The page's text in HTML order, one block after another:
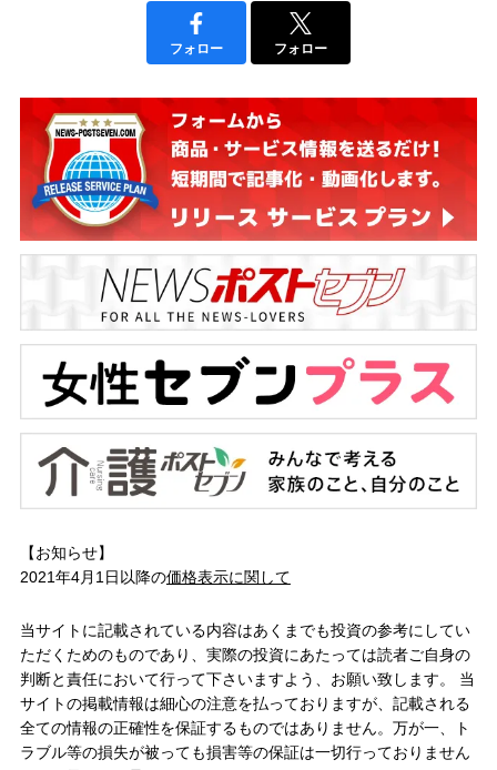
フォロー フォロー
【お知らせ】
2021年4月1日以降の価格表示に関して
当サイトに記載されている内容はあくまでも投資の参考にしてい
ただくためのものであり、実際の投資にあたっては読者ご自身の
判断と責任において行って下さいますよう、お願い致します。 当
サイトの掲載情報は細心の注意を払っておりますが、記載される
全ての情報の正確性を保証するものではありません。万が一、ト
ラブル等の損失が被っても損害等の保証は一切行っておりません